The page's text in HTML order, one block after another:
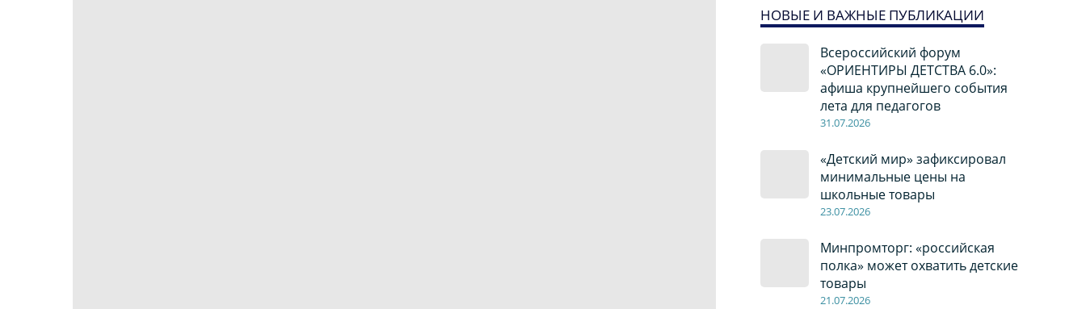
НОВЫЕ И ВАЖНЫЕ ПУБЛИКАЦИИ
Всероссийский форум
«ОРИЕНТИРЫ ДЕТСТВА 6.0»:
афиша крупнейшего события
лета для педагогов
31.07.2026
«Детский мир» зафиксировал
минимальные цены на
школьные товары
23.07.2026
Минпромторг: «российская
полка» может охватить детские
товары
21.07.2026